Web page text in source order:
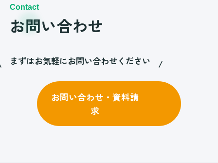
Contact
お問い合わせ
まずはお気軽にお問い合わせください
お問い合わせ・資料請
求